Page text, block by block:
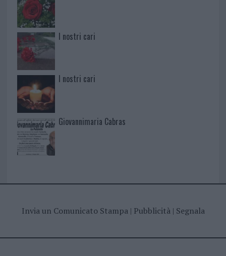
I nostri cari
I nostri cari
Giovannimaria Cabras
Invia un Comunicato Stampa| Pubblicità| Segnala